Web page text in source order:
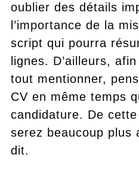
oublier des détails
l’importance de la
script qui pourra
lignes. D’ailleurs,
tout mentionner,
CV en même temps
candidature. De
serez beaucoup plus
dit.